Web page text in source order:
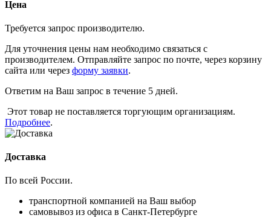
Цена
Требуется запрос производителю.
Для уточнения цены нам необходимо связаться с
производителем. Отправляйте запрос по почте, через корзину
сайта или через форму заявки.
Ответим на Ваш запрос в течение 5 дней.
Этот товар не поставляется торгующим организациям.
Подробнее.
Доставка
По всей России.
транспортной компанией на Ваш выбор
самовывоз из офиса в Санкт-Петербурге